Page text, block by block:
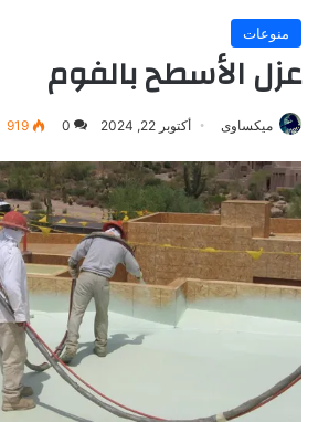
منوعات
عزل الأسطح بالفوم
ميكساوى أكتوبر 22, 2024 0
919